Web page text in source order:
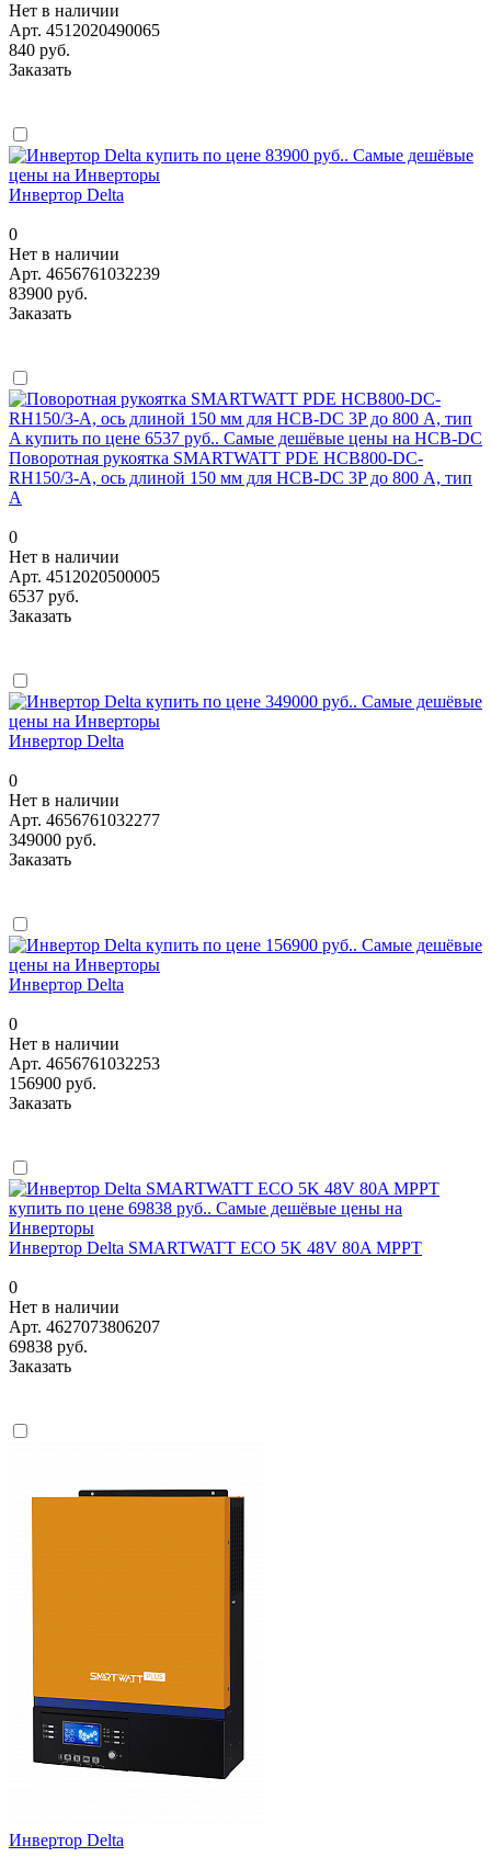
Нет в наличии
Арт. 4512020490065
840 руб.
Заказать
Инвертор Delta
0
Нет в наличии
Арт. 4656761032239
83900 руб.
Заказать
Поворотная рукоятка SMARTWATT PDE HCB800-DC-
RH150/3-A, ось длиной 150 мм для HCB-DC 3P до 800 А, тип
A
0
Нет в наличии
Арт. 4512020500005
6537 руб.
Заказать
Инвертор Delta
0
Нет в наличии
Арт. 4656761032277
349000 руб.
Заказать
Инвертор Delta
0
Нет в наличии
Арт. 4656761032253
156900 руб.
Заказать
Инвертор Delta SMARTWATT ECO 5K 48V 80A MPPT
0
Нет в наличии
Арт. 4627073806207
69838 руб.
Заказать
Инвертор Delta